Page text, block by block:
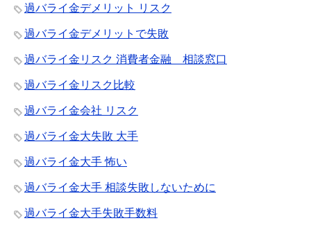
過バライ金デメリット リスク
過バライ金デメリットで失敗
過バライ金リスク 消費者金融 相談窓口
過バライ金リスク比較
過バライ金会社 リスク
過バライ金大失敗 大手
過バライ金大手 怖い
過バライ金大手 相談失敗しないために
過バライ金大手失敗手数料